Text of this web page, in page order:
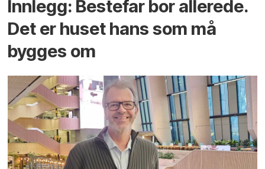
Innlegg: Bestefar bor allerede.
Det er huset hans som må
bygges om